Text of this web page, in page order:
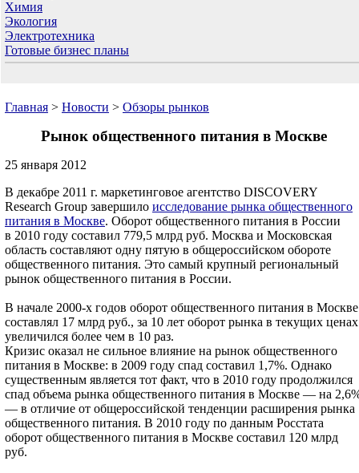
Химия
Экология
Электротехника
Готовые бизнес планы
Главная > Новости > Обзоры рынков
Рынок общественного питания в Москве
25 января 2012
В декабре 2011 г. маркетинговое агентство DISCOVERY
Research Group завершило исследование рынка общественного
питания в Москве. Оборот общественного питания в России
в 2010 году составил 779,5 млрд руб. Москва и Московская
область составляют одну пятую в общероссийском обороте
общественного питания. Это самый крупный региональный
рынок общественного питания в России.
В начале 2000-х годов оборот общественного питания в Москве
составлял 17 млрд руб., за 10 лет оборот рынка в текущих ценах
увеличился более чем в 10 раз.
Кризис оказал не сильное влияние на рынок общественного
питания в Москве: в 2009 году спад составил 1,7%. Однако
существенным является тот факт, что в 2010 году продолжился
спад объема рынка общественного питания в Москве — на
— в отличие от общероссийской тенденции расширения рынка
общественного питания. В 2010 году по данным Росстата
оборот общественного питания в Москве составил 120 млрд
руб.